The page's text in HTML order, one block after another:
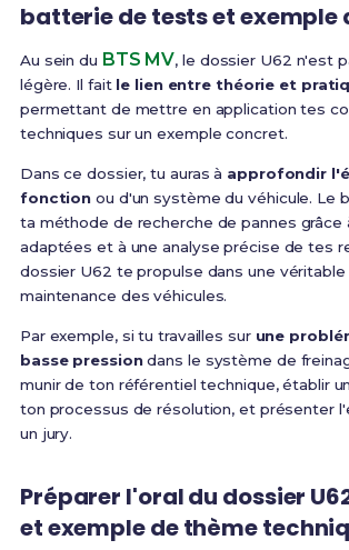
batterie de tests et exemple
Au sein du BTS MV, le dossier U62 n'est
légère. Il fait le lien entre théorie et
permettant de mettre en application tes
techniques sur un exemple concret.
Dans ce dossier, tu auras à approfondir
fonction ou d'un système du véhicule. Le
ta méthode de recherche de pannes grâce
adaptées et à une analyse précise de tes
dossier U62 te propulse dans une
maintenance des véhicules.
Par exemple, si tu travailles sur une
basse pressiondans le système de
munir de ton référentiel technique, établir
ton processus de résolution, et présenter
un jury.
Préparer l'oral du dossier
et exemple de thème